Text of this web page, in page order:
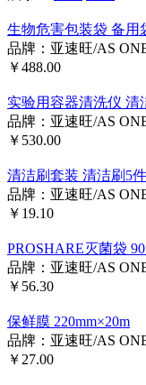
生物危害包装袋 备用
品牌：亚速旺/AS
￥488.00
实验用容器清洗仪 清
品牌：亚速旺/AS
￥530.00
清洁刷套装 清洁刷5
品牌：亚速旺/AS
￥19.10
PROSHARE灭菌袋
品牌：亚速旺/AS
￥56.30
保鲜膜 220mm×20m
品牌：亚速旺/AS
￥27.00